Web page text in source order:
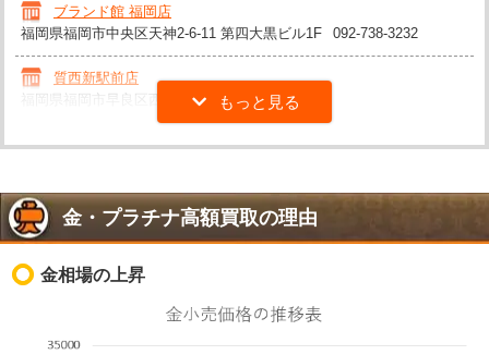
ブランド館 福岡店
福岡県福岡市中央区天神2-6-11 第四大黒ビル1F
092-738-3232
質西新駅前店
福岡県福岡市早良区西新4-3-15
092-400-9875
金・プラチナ高額買取の理由
金相場の上昇